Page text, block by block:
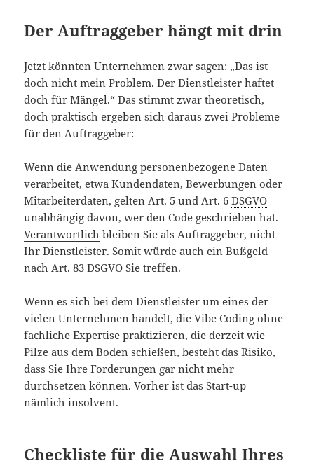
Der Auftraggeber hängt mit drin
Jetzt könnten Unternehmen zwar sagen: „Das ist
doch nicht mein Problem. Der Dienstleister haftet
doch für Mängel.“ Das stimmt zwar theoretisch,
doch praktisch ergeben sich daraus zwei Probleme
für den Auftraggeber:
Wenn die Anwendung personenbezogene Daten
verarbeitet, etwa Kundendaten, Bewerbungen oder
Mitarbeiterdaten, gelten Art. 5 und Art. 6DSGVO
unabhängig davon, wer den Code geschrieben hat.
Verantwortlich bleiben Sie als Auftraggeber, nicht
Ihr Dienstleister. Somit würde auch ein Bußgeld
nach Art. 83DSGVO Sie treffen.
Wenn es sich bei dem Dienstleister um eines der
vielen Unternehmen handelt, die Vibe Coding ohne
fachliche Expertise praktizieren, die derzeit wie
Pilze aus dem Boden schießen, besteht das Risiko,
dass Sie Ihre Forderungen gar nicht mehr
durchsetzen können. Vorher ist das Start-up
nämlich insolvent.
Checkliste für die Auswahl Ihres